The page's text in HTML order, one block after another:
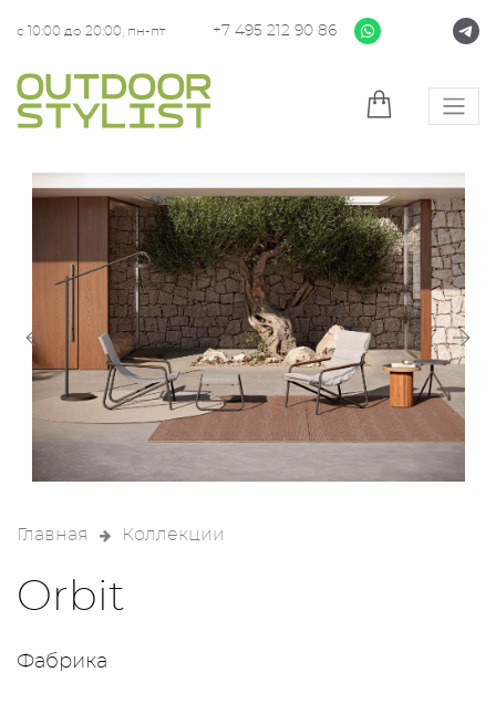
с 10:00 до 20:00, пн-пт +7 495 212 90 86
Главная Коллекции
Orbit
Фабрика